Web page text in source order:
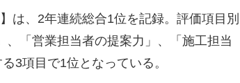
は、2年連続総合1位を記録。評価項目別
「営業担当者の提案力」、「施工担当
3項目で1位となっている。